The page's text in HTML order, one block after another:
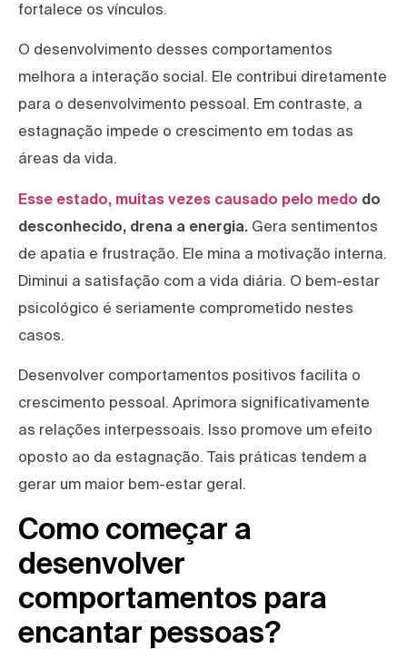
fortalece os vínculos.
O desenvolvimento desses comportamentos
melhora a interação social. Ele contribui diretamente
para o desenvolvimento pessoal. Em contraste, a
estagnação impede o crescimento em todas as
áreas da vida.
Esse estado, muitas vezes causado pelo medo do
desconhecido, drena a energia. Gera sentimentos
de apatia e frustração. Ele mina a motivação interna.
Diminui a satisfação com a vida diária. O bem-estar
psicológico é seriamente comprometido nestes
casos.
Desenvolver comportamentos positivos facilita o
crescimento pessoal. Aprimora significativamente
as relações interpessoais. Isso promove um efeito
oposto ao da estagnação. Tais práticas tendem a
gerar um maior bem-estar geral.
Como começar a
desenvolver
comportamentos para
encantar pessoas?